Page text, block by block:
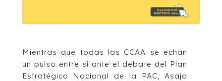
Mientras que todas las CCAA se echan
un pulso entre sí ante el debate del Plan
Estratégico Nacional de la PAC, Asaja